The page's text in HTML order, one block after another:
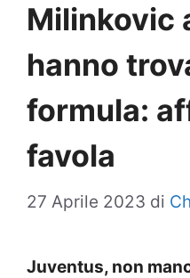
Milinkovic
hanno
formula:
favola
27 Aprile 2023 di
Juventus, non